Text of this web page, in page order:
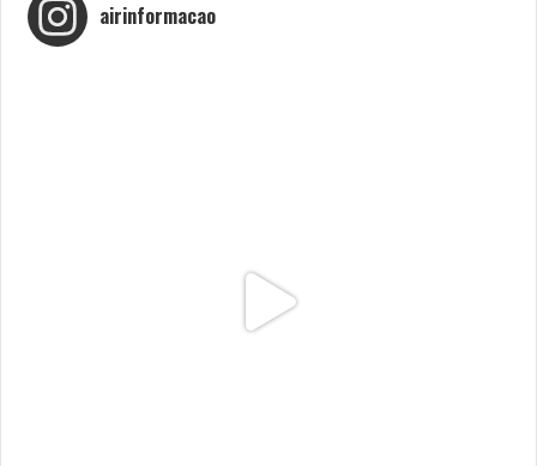
airinformacao